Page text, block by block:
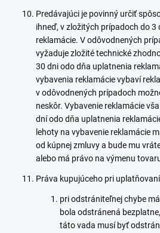
Predávajúci je povinný určiť
ihneď, v zložitých prípadoch do 3
reklamácie. V odôvodnených
vyžaduje zložité technické
30 dni odo dňa uplatnenia
vybavenia reklamácie vybaví
v odôvodnených prípadoch
neskôr. Vybavenie reklamácie
dní odo dňa uplatnenia
lehoty na vybavenie reklamácie
od kúpnej zmluvy a bude mu
alebo má právo na výmenu
Práva kupujúceho pri
pri odstrániteľnej chybe
bola odstránená
táto vada musí byť